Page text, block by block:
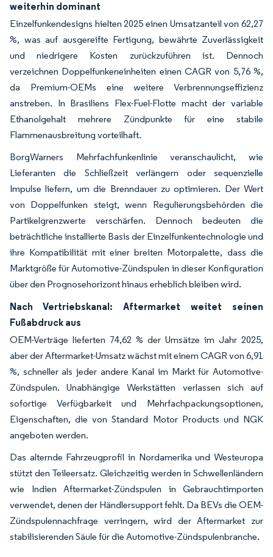
weiterhin dominant
Einzelfunkendesigns hielten 2025 einen Umsatzanteil von 62,27
%, was auf ausgereifte Fertigung, bewährte Zuverlässigkeit
und niedrigere Kosten zurückzuführen ist. Dennoch
verzeichnen Doppelfunkeneinheiten einen CAGR von 5,76 %,
da Premium-OEMs eine weitere Verbrennungseffizienz
anstreben. In Brasiliens Flex-Fuel-Flotte macht der variable
Ethanolgehalt mehrere Zündpunkte für eine stabile
Flammenausbreitung vorteilhaft.
BorgWarners Mehrfachfunkenlinie veranschaulicht, wie
Lieferanten die Schließzeit verlängern oder sequenzielle
Impulse liefern, um die Brenndauer zu optimieren. Der Wert
von Doppelfunken steigt, wenn Regulierungsbehörden die
Partikelgrenzwerte verschärfen. Dennoch bedeuten die
beträchtliche installierte Basis der Einzelfunkentechnologie und
ihre Kompatibilität mit einer breiten Motorpalette, dass die
Marktgröße für Automotive-Zündspulen in dieser Konfiguration
über den Prognosehorizont hinaus erheblich bleiben wird.
Nach Vertriebskanal: Aftermarket weitet seinen
Fußabdruck aus
OEM-Verträge lieferten 74,62 % der Umsätze im Jahr 2025,
aber der Aftermarket-Umsatz wächst mit einem CAGR von 6,91
%, schneller als jeder andere Kanal im Markt für Automotive-
Zündspulen. Unabhängige Werkstätten verlassen sich auf
sofortige Verfügbarkeit und Mehrfachpackungsoptionen,
Eigenschaften, die von Standard Motor Products und NGK
angeboten werden.
Das alternde Fahrzeugprofil in Nordamerika und Westeuropa
stützt den Teileersatz. Gleichzeitig werden in Schwellenländern
wie Indien Aftermarket-Zündspulen in Gebrauchtimporten
verwendet, denen der Händlersupport fehlt. Da BEVs die OEM-
Zündspulennachfrage verringern, wird der Aftermarket zur
stabilisierenden Säule für die Automotive-Zündspulenbranche.